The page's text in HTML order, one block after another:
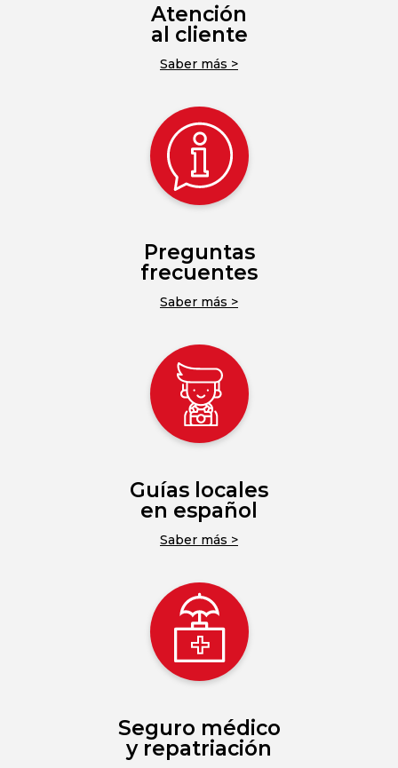
Atención
al cliente
Saber más >
Preguntas
frecuentes
Saber más >
Guías locales
en español
Saber más >
Seguro médico
y repatriación